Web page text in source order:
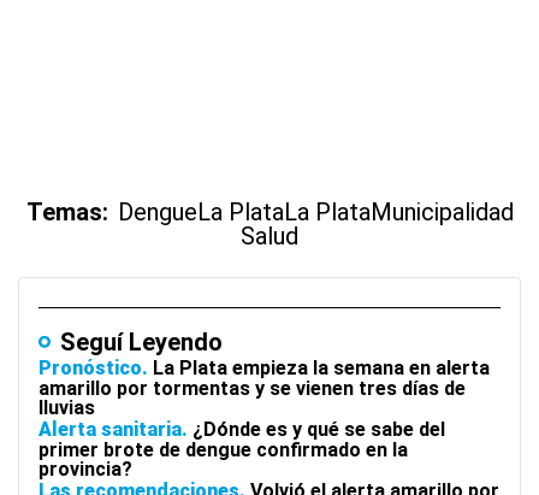
Temas: DengueLa PlataLa PlataMunicipalidad
Salud
Seguí Leyendo
Pronóstico La Plata empieza la semana en alerta
amarillo por tormentas y se vienen tres días de
lluvias
Alerta sanitaria ¿Dónde es y qué se sabe del
primer brote de dengue confirmado en la
provincia?